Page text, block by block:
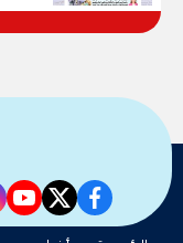
facebook
twitter